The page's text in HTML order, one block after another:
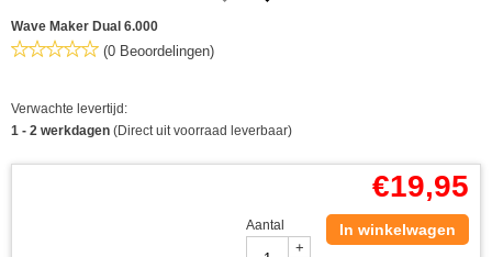
Wave Maker Dual 6.000
(0 Beoordelingen)
Verwachte levertijd:
1 - 2 werkdagen (Direct uit voorraad leverbaar)
€19,95
Aantal
+
In winkelwagen